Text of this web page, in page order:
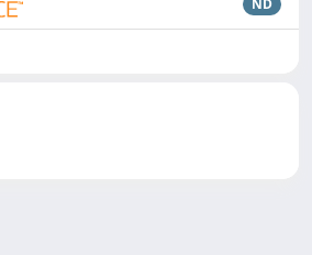
ND